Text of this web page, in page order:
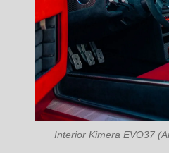
Interior Kimera EVO37